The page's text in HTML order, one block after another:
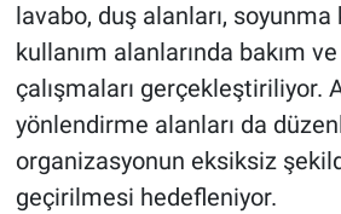
lavabo, duş alanları,
kullanım alanlarında bakım
çalışmaları gerçekleştiriliyor.
yönlendirme alanları da
organizasyonun eksiksiz
geçirilmesi hedefleniyor.